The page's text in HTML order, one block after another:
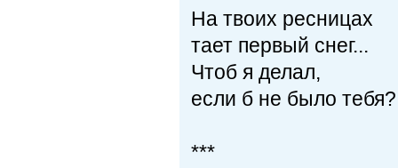
На твоих ресницах
тает первый снег...
Чтоб я делал,
если б не было
***